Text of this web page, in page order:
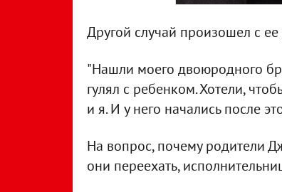
Другой случай произошел с
"Нашли моего двоюродного
гулял с ребенком. Хотели,
и я. И у него начались после
На вопрос, почему родители
они переехать,